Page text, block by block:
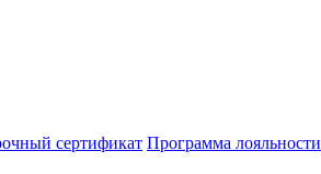
сертификат Программа лояльности